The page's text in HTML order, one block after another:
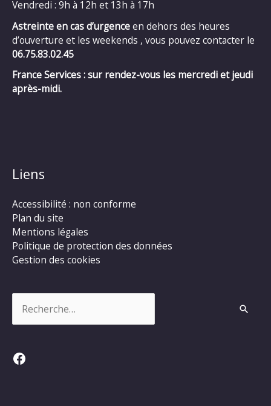
Vendredi : 9h à 12h et 13h à 17h
Astreinte en cas d’urgenceen dehors des heures
d’ouverture et les weekends , vous pouvez contacter le
06.75.83.02.45
France Services : sur rendez-vous les mercredi et jeudi
après-midi.
Liens
Accessibilité : non conforme
Plan du site
Mentions légales
Politique de protection des données
Gestion des cookies
Facebook